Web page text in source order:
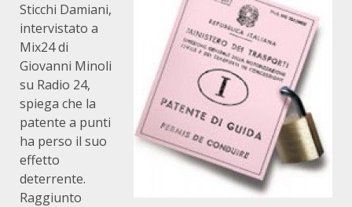
Sticchi Damiani,
intervistato a
Mix24 di
Giovanni Minoli
su Radio 24,
spiega che la
patente a punti
ha perso il suo
effetto
deterrente.
Raggiunto